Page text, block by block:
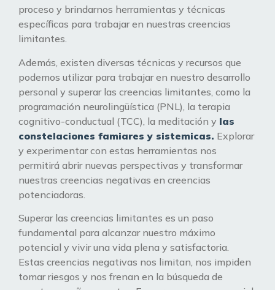
proceso y brindarnos herramientas y técnicas
específicas para trabajar en nuestras creencias
limitantes.
Además, existen diversas técnicas y recursos que
podemos utilizar para trabajar en nuestro desarrollo
personal y superar las creencias limitantes, como la
programación neurolingüística (PNL), la terapia
cognitivo-conductual (TCC), la meditación y las
constelaciones famiares y sistemicas. Explorar
y experimentar con estas herramientas nos
permitirá abrir nuevas perspectivas y transformar
nuestras creencias negativas en creencias
potenciadoras.
Superar las creencias limitantes es un paso
fundamental para alcanzar nuestro máximo
potencial y vivir una vida plena y satisfactoria.
Estas creencias negativas nos limitan, nos impiden
tomar riesgos y nos frenan en la búsqueda de